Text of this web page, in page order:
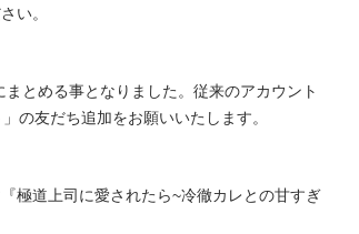
い。
とめる事となりました。従来のアカウント
の友だち追加をお願いいたします。
極道上司に愛されたら~冷徹カレとの甘すぎ